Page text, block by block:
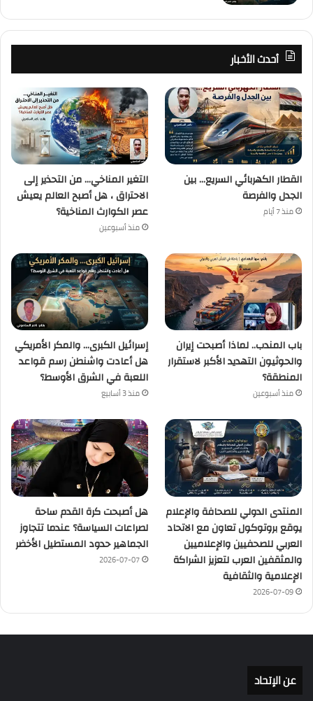
أحدث الأخبار
القطار الكهربائي السريع… بين
الجدل والفرصة
منذ 7 أيام
التغير المناخي… من التحذير إلى
الاحتراق ، هل أصبح العالم يعيش
عصر الكوارث المناخية؟
منذ أسبوعين
باب المندب.. لماذا أصبحت إيران
والحوثيون التهديد الأكبر لاستقرار
المنطقة؟
منذ أسبوعين
إسرائيل الكبرى… والمكر الأمريكي
هل أعادت واشنطن رسم قواعد
اللعبة في الشرق الأوسط؟
منذ 3 أسابيع
المنتدى الدولي للصحافة والإعلام
يوقع بروتوكول تعاون مع الاتحاد
العربي للصحفيين والإعلاميين
والمثقفين العرب لتعزيز الشراكة
الإعلامية والثقافية
2026-07-09
هل أصبحت كرة القدم ساحة
لصراعات السياسة؟ عندما تتجاوز
الجماهير حدود المستطيل الأخضر
2026-07-07
عن الإتحاد